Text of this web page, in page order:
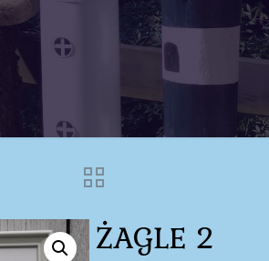
ŻAGLE 2